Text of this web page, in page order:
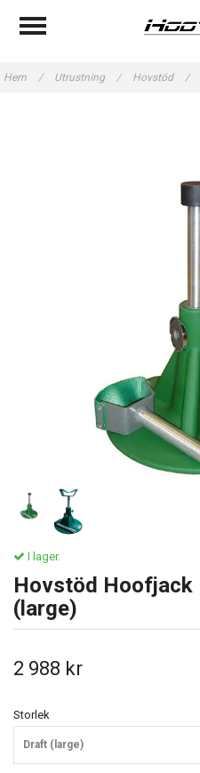
Hem / Utrustning / Hovstöd /
I lager.
Hovstöd Hoofjack
(large)
2 988 kr
Storlek
Draft (large)